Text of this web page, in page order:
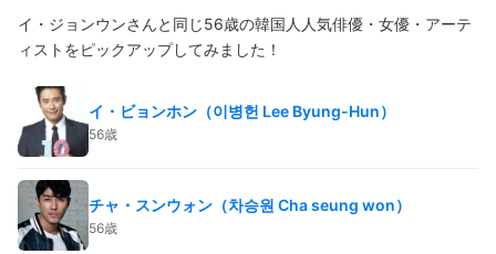
イ・ジョンウンさんと同じ56歳の韓国人人気俳優・女優・アーテ
ィストをピックアップしてみました！
イ・ビョンホン（이병헌 Lee Byung-Hun）
56歳
チャ・スンウォン（차승원 Cha seung won）
56歳